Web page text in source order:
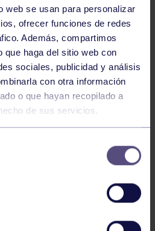
web se usan para personalizar
ofrecer funciones de redes
Además, compartimos
que haga del sitio web con
sociales, publicidad y análisis
con otra información
o que hayan recopilado a
de sus servicios.